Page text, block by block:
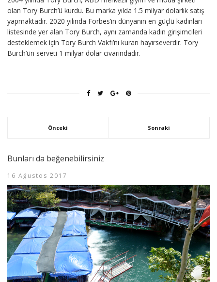
olan Tory Burch’ü kurdu. Bu marka yılda 1.5 milyar dolarlık satış
yapmaktadır. 2020 yılında Forbes’in dünyanın en güçlü kadınları
listesinde yer alan Tory Burch, aynı zamanda kadın girişimcileri
desteklemek için Tory Burch Vakfı’nı kuran hayırseverdir. Tory
Burch’ün serveti 1 milyar dolar civarındadır.
Önceki Sonraki
Bunları da beğenebilirsiniz
16 Ağustos 2017